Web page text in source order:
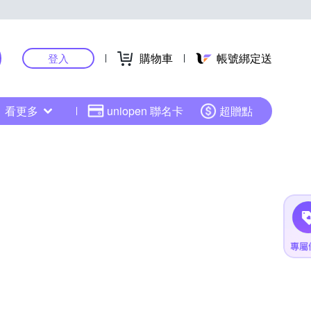
登入 購物車 帳號綁定送
看更多 uniopen 聯名卡 超贈點